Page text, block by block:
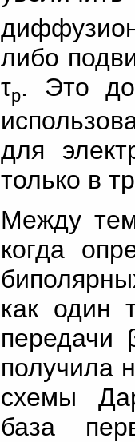
либо
τp. Это
для
только в
Между
когда
как один
передачи
получила
схемы
база